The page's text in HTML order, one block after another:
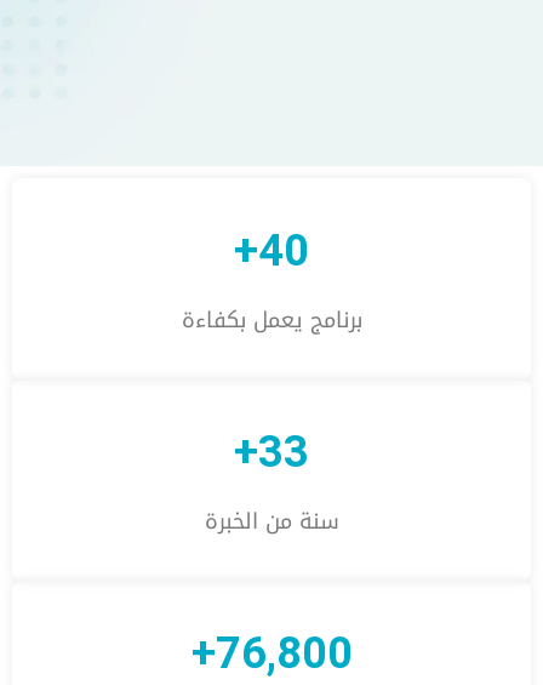
40+
برنامج يعمل بكفاءة
33+
سنة من الخبرة
76,800+